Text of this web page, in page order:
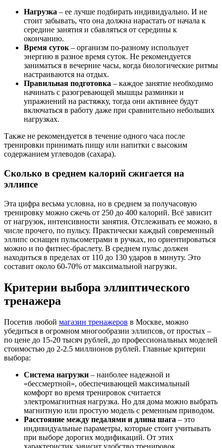
Нагрузка – ее лучше подбирать индивидуально. И не
стоит забывать, что она должна нарастать от начала к
середине занятия и сбавляться от середины к
окончанию.
Время суток – организм по-разному использует
энергию в разное время суток. Не рекомендуется
заниматься в вечерние часы, когда биологические ритмы
настраиваются на отдых.
Правильная подготовка – каждое занятие необходимо
начинать с разогревающей мышцы разминки и
упражнений на растяжку, тогда они активнее будут
включаться в работу даже при сравнительно небольших
нагрузках.
Также не рекомендуется в течение одного часа после
тренировки принимать пищу или напитки с высоким
содержанием углеводов (сахара).
Сколько в среднем калорий сжигается на
эллипсе
Эта цифра весьма условна, но в среднем за получасовую
тренировку можно сжечь от 250 до 400 калорий. Всё зависит
от нагрузок, интенсивности занятия. Отслеживать ее можно, в
числе прочего, по пульсу. Практически каждый современный
эллипс оснащен пульсометрами в ручках, но ориентироваться
можно и по фитнес-браслету. В среднем пульс должен
находиться в пределах от 110 до 130 ударов в минуту. Это
составит около 60-70% от максимальной нагрузки.
Критерии выбора эллиптического
тренажера
Посетив любой магазин тренажеров в Москве, можно
убедиться в огромном многообразии эллипсов, от простых –
по цене до 15-20 тысяч рублей, до профессиональных моделей
стоимостью до 2-2.5 миллионов рублей. Главные критерии
выбора:
Система нагрузки – наиболее надежной и
«бессмертной», обеспечивающей максимальный
комфорт во время тренировок считается
электромагнитная нагрузка. Но для дома можно выбрать
магнитную или простую модель с ременным приводом.
Расстояние между педалями и длина шага – это
индивидуальные параметры, которые стоит учитывать
при выборе дорогих модификаций. От этих
характеристик зависит удобство тренировок.